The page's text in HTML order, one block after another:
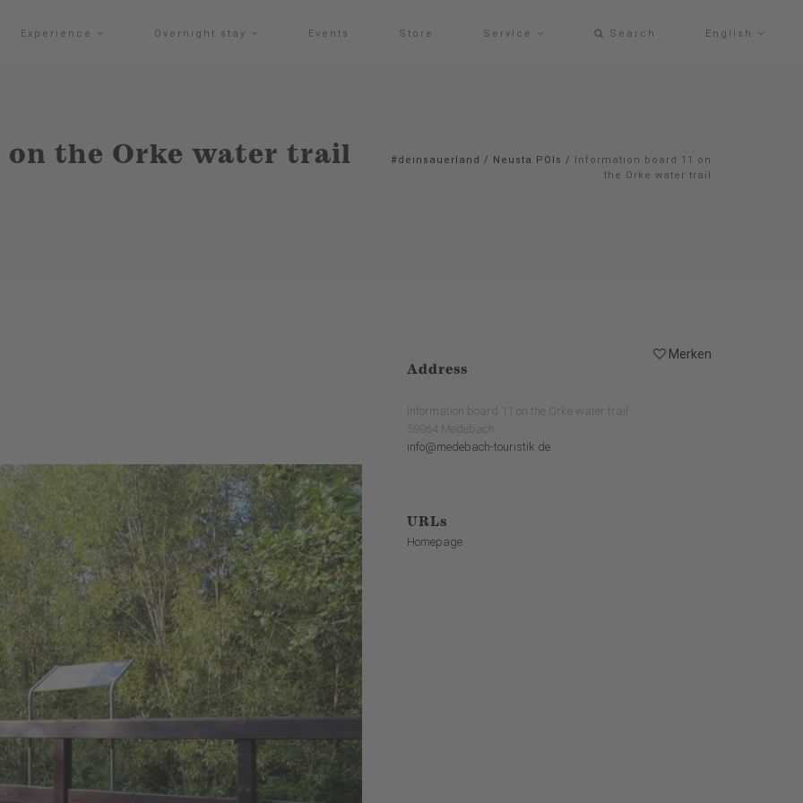
Experience Overnight stay Events Store Service Search English
on the Orke water trail #deinsauerland / Neusta POIs / Information board 11 on
the Orke water trail
Merken
Address
Information board 11 on the Orke water trail
59964 Medebach
info@medebach-touristik.de
URLs
Homepage